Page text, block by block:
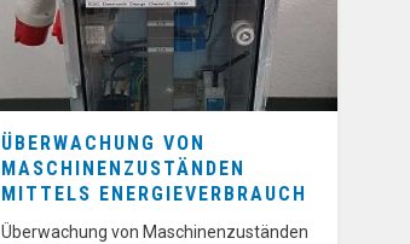
ÜBERWACHUNG VON
MASCHINENZUSTÄNDEN
MITTELS ENERGIEVERBRAUCH
Überwachung von Maschinenzuständen